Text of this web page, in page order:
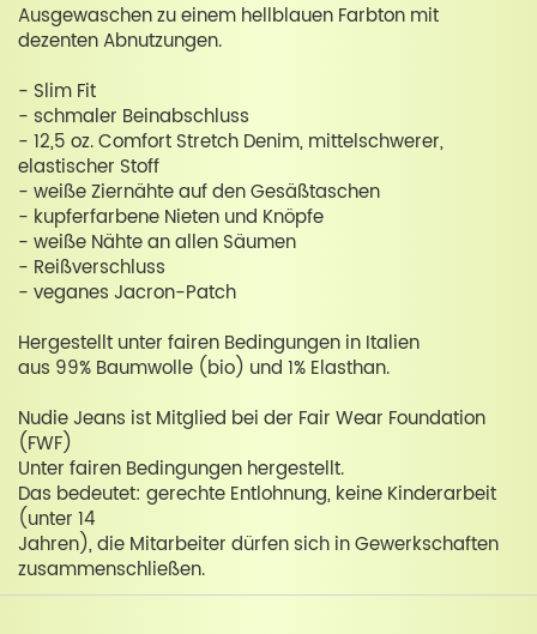
Ausgewaschen zu einem hellblauen Farbton mit
dezenten Abnutzungen.
- Slim Fit
- schmaler Beinabschluss
- 12,5 oz. Comfort Stretch Denim, mittelschwerer,
elastischer Stoff
- weiße Ziernähte auf den Gesäßtaschen
- kupferfarbene Nieten und Knöpfe
- weiße Nähte an allen Säumen
- Reißverschluss
- veganes Jacron-Patch
Hergestellt unter fairen Bedingungen in Italien
aus 99% Baumwolle (bio) und 1% Elasthan.
Nudie Jeans ist Mitglied bei der Fair Wear Foundation
(FWF)
Unter fairen Bedingungen hergestellt.
Das bedeutet: gerechte Entlohnung, keine Kinderarbeit
(unter 14
Jahren), die Mitarbeiter dürfen sich in Gewerkschaften
zusammenschließen.